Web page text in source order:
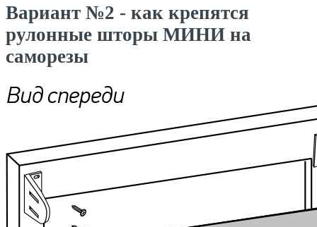
Вариант №2 - как крепятся
рулонные шторы МИНИ на
саморезы